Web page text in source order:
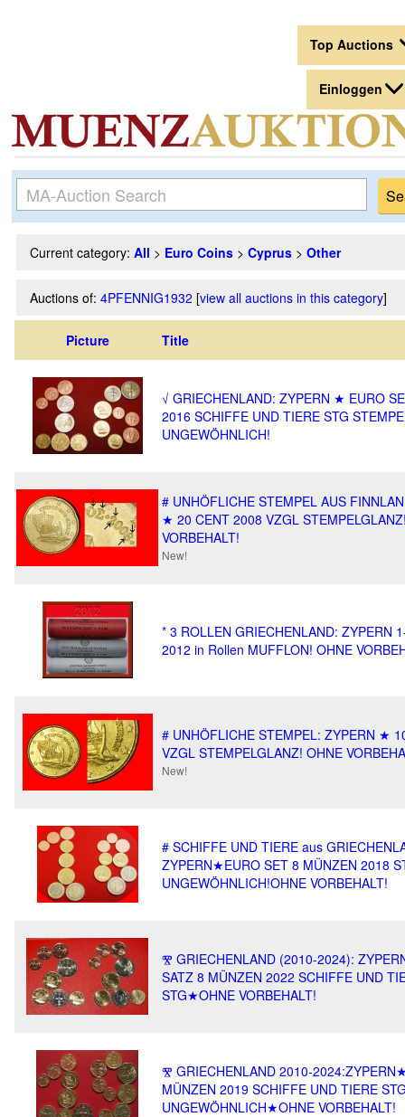
Top Auctions
Einloggen
Current category: All > Euro Coins > Cyprus > Other
Auctions of: 4PFENNIG1932 [view all auctions in this category]
Picture Title
√ GRIECHENLAND: ZYPERN ★ EURO
2016 SCHIFFE UND TIERE STG
UNGEWÖHNLICH!
# UNHÖFLICHE STEMPEL AUS
★ 20 CENT 2008 VZGL
VORBEHALT!
New!
* 3 ROLLEN GRIECHENLAND: ZYPERN
2012 in Rollen MUFFLON! OHNE
# UNHÖFLICHE STEMPEL: ZYPERN ★
VZGL STEMPELGLANZ! OHNE
New!
# SCHIFFE UND TIERE aus
ZYPERN★EURO SET 8 MÜNZEN 2018
UNGEWÖHNLICH!OHNE VORBEHALT!
Ⰺ GRIECHENLAND (2010-2024):
SATZ 8 MÜNZEN 2022 SCHIFFE UND
STG★OHNE VORBEHALT!
Ⰺ GRIECHENLAND 2010-
MÜNZEN 2019 SCHIFFE UND TIERE
UNGEWÖHNLICH★OHNE VORBEHALT!